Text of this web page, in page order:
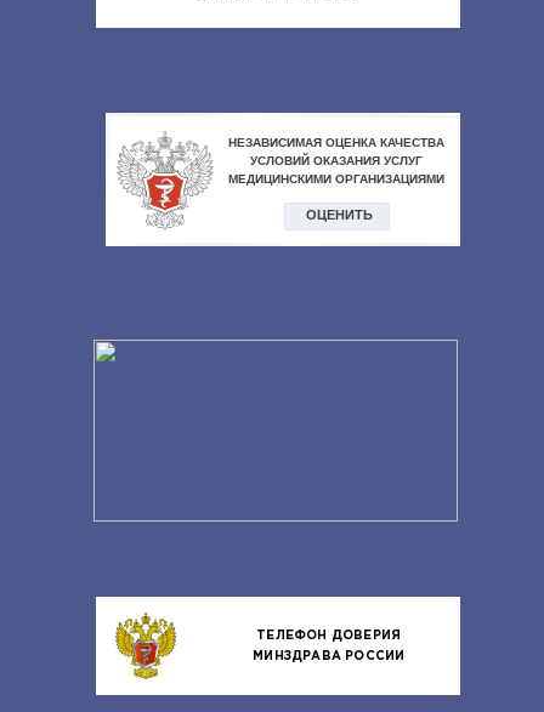
ТЕЛЕФОН ДОВЕРИЯ
МИНЗДРАВА РОССИИ